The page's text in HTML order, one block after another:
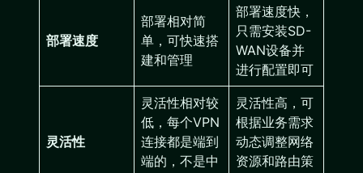
部署速度
部署相对简
单，可快速搭
建和管理
部署速度快，
只需安装SD-
WAN设备并
进行配置即可
灵活性
灵活性相对较
低，每个VPN
连接都是端到
端的，不是中
灵活性高，可
根据业务需求
动态调整网络
资源和路由策